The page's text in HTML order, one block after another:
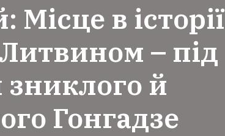
в історії
– під
зниклого й
Гонгадзе